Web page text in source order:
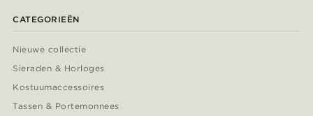
CATEGORIEËN
Nieuwe collectie
Sieraden & Horloges
Kostuumaccessoires
Tassen & Portemonnees